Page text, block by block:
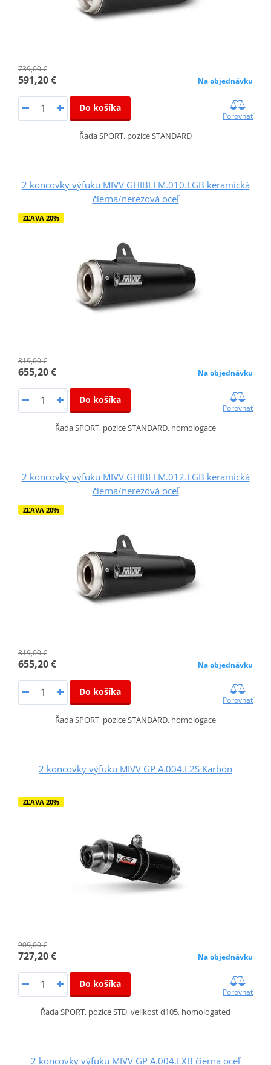
739,00 €
591,20 € Na objednávku
Do košíka
Porovnať
Řada SPORT, pozice STANDARD
2 koncovky výfuku MIVV GHIBLI M.010.LGB keramická
čierna/nerezová oceľ
ZĽAVA 20%
819,00 €
655,20 € Na objednávku
Do košíka
Porovnať
Řada SPORT, pozice STANDARD, homologace
2 koncovky výfuku MIVV GHIBLI M.012.LGB keramická
čierna/nerezová oceľ
ZĽAVA 20%
819,00 €
655,20 € Na objednávku
Do košíka
Porovnať
Řada SPORT, pozice STANDARD, homologace
2 koncovky výfuku MIVV GP A.004.L2S Karbón
ZĽAVA 20%
909,00 €
727,20 € Na objednávku
Do košíka
Porovnať
Řada SPORT, pozice STD, velikost d105, homologated
2 koncovky výfuku MIVV GP A.004.LXB čierna oceľ